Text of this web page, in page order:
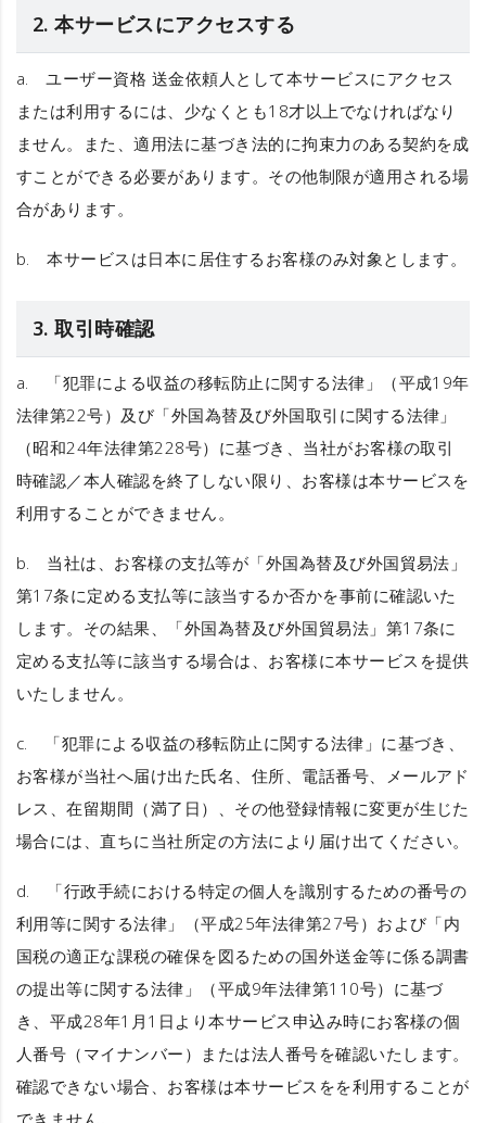
2. 本サービスにアクセスする
a.ユーザー資格 送金依頼人として本サービスにアクセス
または利用するには、少なくとも18才以上でなければなり
ません。また、適用法に基づき法的に拘束力のある契約を成
すことができる必要があります。その他制限が適用される場
合があります。
b.本サービスは日本に居住するお客様のみ対象とします。
3. 取引時確認
a. 「犯罪による収益の移転防止に関する法律」（平成19年
法律第22号）及び「外国為替及び外国取引に関する法律」
（昭和24年法律第228号）に基づき、当社がお客様の取引
時確認／本人確認を終了しない限り、お客様は本サービスを
利用することができません。
b. 当社は、お客様の支払等が「外国為替及び外国貿易法」
第17条に定める支払等に該当するか否かを事前に確認いた
します。その結果、「外国為替及び外国貿易法」第17条に
定める支払等に該当する場合は、お客様に本サービスを提供
いたしません。
c. 「犯罪による収益の移転防止に関する法律」に基づき、
お客様が当社へ届け出た氏名、住所、電話番号、メールアド
レス、在留期間（満了日）、その他登録情報に変更が生じた
場合には、直ちに当社所定の方法により届け出てください。
d. 「行政手続における特定の個人を識別するための番号の
利用等に関する法律」（平成25年法律第27号）および「内
国税の適正な課税の確保を図るための国外送金等に係る調書
の提出等に関する法律」（平成9年法律第110号）に基づ
き、平成28年1月1日より本サービス申込み時にお客様の個
人番号（マイナンバー）または法人番号を確認いたします。
確認できない場合、お客様は本サービスをを利用することが
できません。